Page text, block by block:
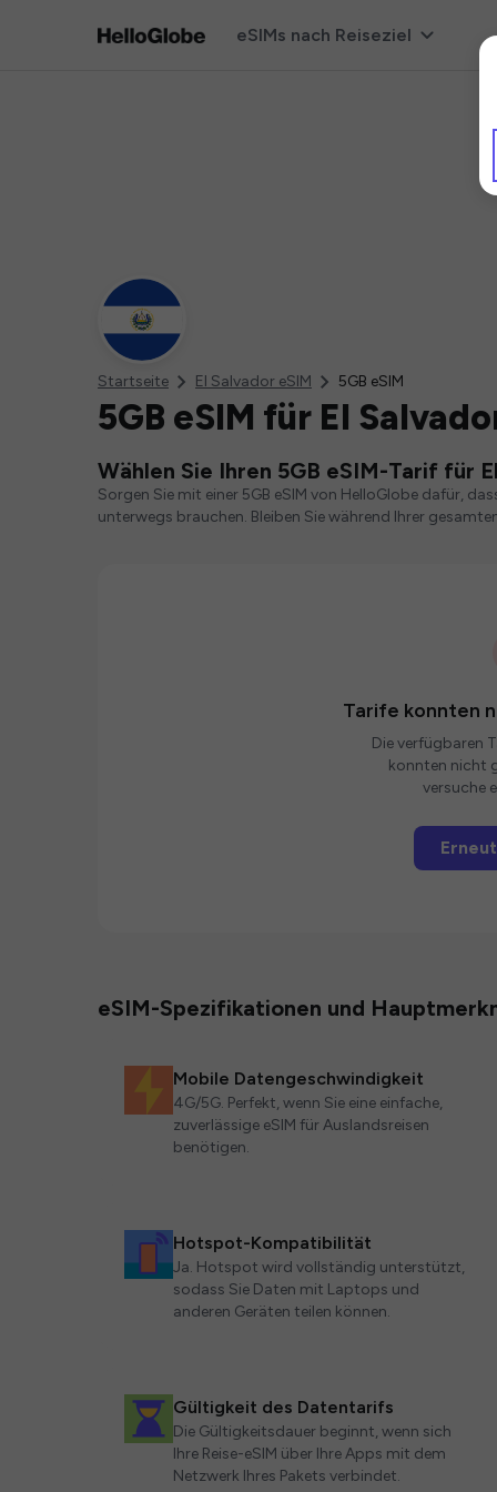
eSIMs nach Reiseziel
Startseite El Salvador eSIM 5GB eSIM
5GB eSIM für El
Wählen Sie Ihren 5GB eSIM-Tarif für
Sorgen Sie mit einer 5GB eSIM von HelloGlobe dafür,
unterwegs brauchen. Bleiben Sie während Ihrer
Tarife konnten
Die verfügbaren
konnten nicht
versuche
eSIM-Spezifikationen und
Mobile Datengeschwindigkeit
4G/5G. Perfekt, wenn Sie eine einfache,
zuverlässige eSIM für Auslandsreisen
benötigen.
Hotspot-Kompatibilität
Ja. Hotspot wird vollständig unterstützt,
sodass Sie Daten mit Laptops und
anderen Geräten teilen können.
Gültigkeit des Datentarifs
Die Gültigkeitsdauer beginnt, wenn sich
Ihre Reise-eSIM über Ihre Apps mit dem
Netzwerk Ihres Pakets verbindet.